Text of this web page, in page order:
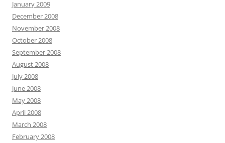
January 2009
December 2008
November 2008
October 2008
September 2008
August 2008
July 2008
June 2008
May 2008
April 2008
March 2008
February 2008